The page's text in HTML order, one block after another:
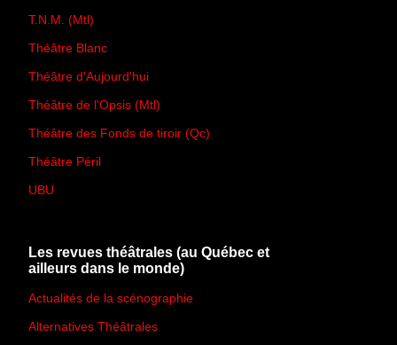
T.N.M. (Mtl)
Théâtre Blanc
Théâtre d'Aujourd'hui
Théâtre de l'Opsis (Mtl)
Théâtre des Fonds de tiroir (Qc)
Théâtre Péril
UBU
Les revues théâtrales (au Québec et
ailleurs dans le monde)
Actualités de la scénographie
Alternatives Théâtrales